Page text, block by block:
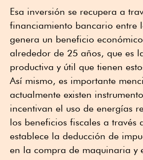
Esa inversión se recupera a
financiamiento bancario entre
genera un beneficio
alrededor de 25 años, que es
productiva y útil que tienen
Así mismo, es importante
actualmente existen
incentivan el uso de energías
los beneficios fiscales a través
establece la deducción de
en la compra de maquinaria y